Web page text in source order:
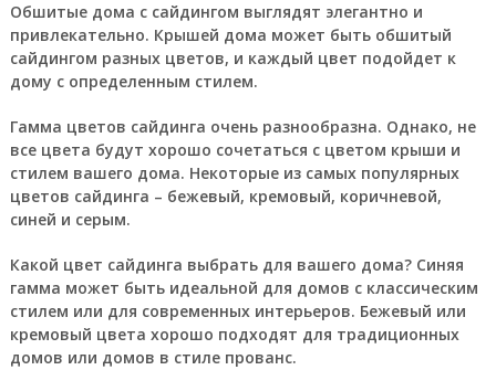
Обшитые дома с сайдингом выглядят элегантно и
привлекательно. Крышей дома может быть обшитый
сайдингом разных цветов, и каждый цвет подойдет к
дому с определенным стилем.
Гамма цветов сайдинга очень разнообразна. Однако, не
все цвета будут хорошо сочетаться с цветом крыши и
стилем вашего дома. Некоторые из самых популярных
цветов сайдинга – бежевый, кремовый, коричневой,
синей и серым.
Какой цвет сайдинга выбрать для вашего дома? Синяя
гамма может быть идеальной для домов с классическим
стилем или для современных интерьеров. Бежевый или
кремовый цвета хорошо подходят для традиционных
домов или домов в стиле прованс.